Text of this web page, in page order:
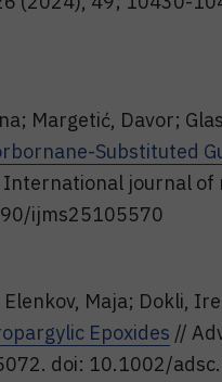
Margetić, Davor;
Substituted
International journal of
ijms25105570
Maja; Dokli,
Epoxides //
doi: 10.1002/